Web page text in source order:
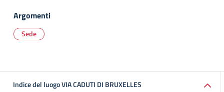
Argomenti
Sede
Indice del luogo VIA CADUTI DI BRUXELLES